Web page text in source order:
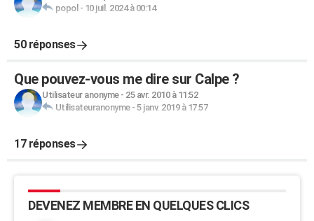
popol - 10 juil. 2024 à 00:14
50 réponses
Que pouvez-vous me dire sur Calpe ?
Utilisateur anonyme- 25 avr. 2010 à 11:52
Utilisateuranonyme- 5 janv. 2019 à 17:57
17 réponses
DEVENEZ MEMBRE EN QUELQUES CLICS